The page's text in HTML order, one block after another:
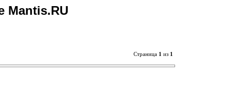
Mantis.RU
Страница 1 из 1